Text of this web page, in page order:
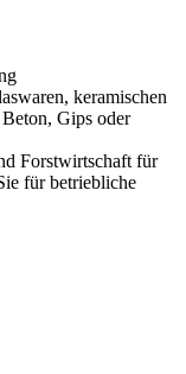
keramischen
Gips oder
Forstwirtschaft für
für betriebliche